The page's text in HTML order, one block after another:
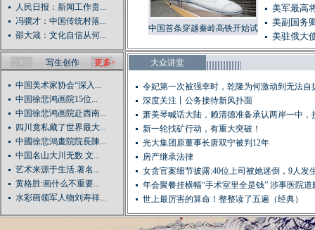
人民日报：新闻工作贵...
冯骥才：中国传统村落...
邵大箴：文化自信从何...
中国首条穿越秦岭高铁开始试
美军最高
美副国务
美驻俄大
写生创作 更多>
中国美术家协会“深入...
中国徐悲鸿画院15位...
中国徐悲鸿画院赴西南...
四川竟私藏了世界最大...
中國徐悲鴻畫院院長陳...
中国名山大川无数.文...
艺术来源于生活.著名...
黄格胜:画什么不重要...
水彩画领军人物刘寿祥...
大众讲堂
令妃第一次被强幸时，乾隆为何激动到无法自
深度关注丨公务接待新风扑面
萧美琴喊话大陆，赖清德准备承认两岸一中，
是...新一轮找矿行动，有重大突破！
光大集团原董事长唐双宁被判12年
房产继承法律
女贪官案细节披露:40位上司被她迷倒，9人发
年会聚餐挂横幅“手术室里全是钱” 涉事医院道
世上最厉害的算命！整整读了五遍（经典）